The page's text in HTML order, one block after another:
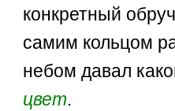
конкретный
самим кольцом
небом давал
цвет.